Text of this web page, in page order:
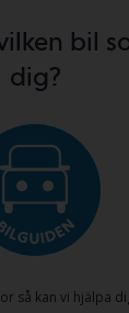
bil
dig?
så kan vi hjälpa